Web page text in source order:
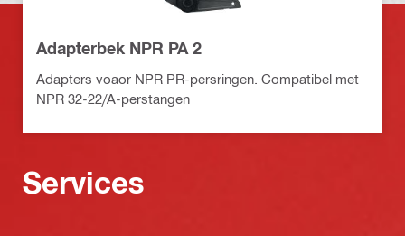
Adapterbek NPR PA 2
Adapters voaor NPR PR-persringen. Compatibel met
NPR 32-22/A-perstangen
Services